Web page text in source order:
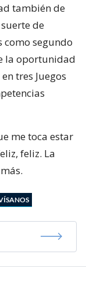
también de
de
como segundo
la oportunidad
tres Juegos
me toca estar
feliz. La